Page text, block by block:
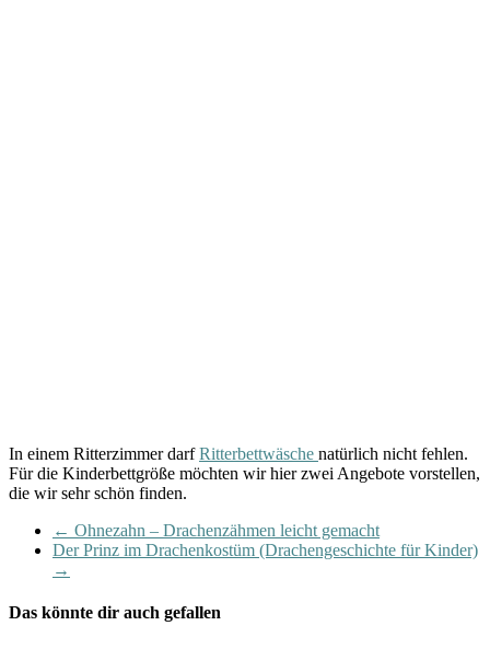
In einem Ritterzimmer darfRitterbettwäsche natürlich nicht fehlen.
Für die Kinderbettgröße möchten wir hier zwei Angebote vorstellen,
die wir sehr schön finden.
← Ohnezahn – Drachenzähmen leicht gemacht
Der Prinz im Drachenkostüm (Drachengeschichte für Kinder)
→
Das könnte dir auch gefallen